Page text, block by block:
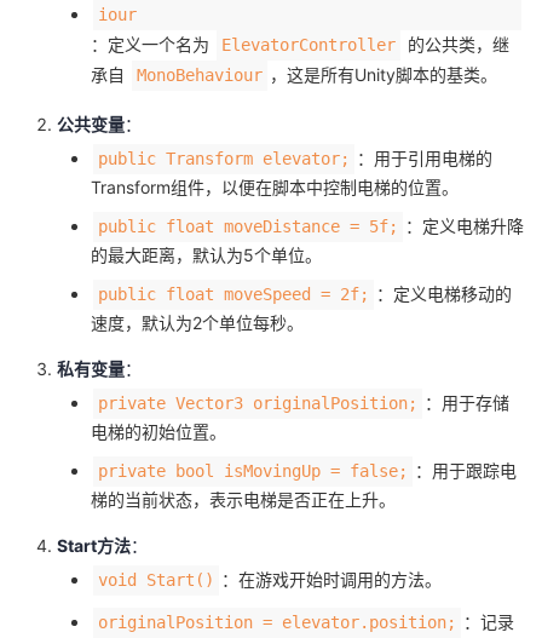
iour
：定义一个名为 ElevatorController
的公共类，继
承自
MonoBehaviour ，这是所有Unity脚本的基类。
公共变量：
public Transform elevator;
：用于引用电梯的
Transform组件，以便在脚本中控制电梯的位置。
public float moveDistance = 5f;
：定义电梯升降
的最大距离，默认为5个单位。
public float moveSpeed = 2f;
：定义电梯移动的
速度，默认为2个单位每秒。
私有变量：
private Vector3 originalPosition;
：用于存储
电梯的初始位置。
private bool isMovingUp = false;
：用于跟踪电
梯的当前状态，表示电梯是否正在上升。
Start方法：
void Start() ：在游戏开始时调用的方法。
originalPosition = elevator.position;
：记录